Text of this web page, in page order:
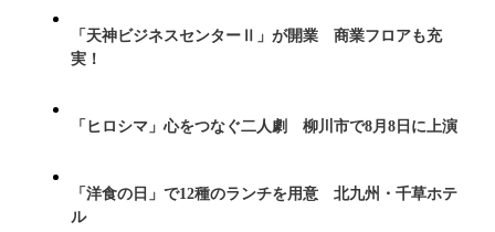
「天神ビジネスセンターⅡ」が開業 商業フロアも充
実！
「ヒロシマ」心をつなぐ二人劇 柳川市で8月8日に上演
「洋食の日」で12種のランチを用意 北九州・千草ホテ
ル